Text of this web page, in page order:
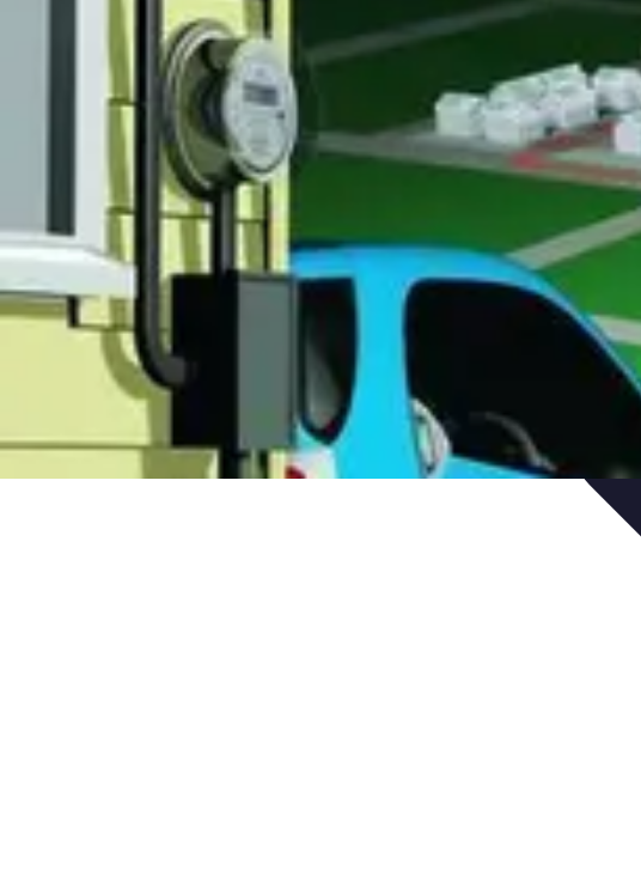
Astuces et TechniquesTechniques de Speedcubing Astuces et techniques
Astuces Rubik Cube